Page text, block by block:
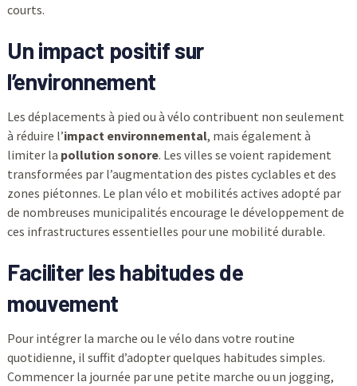
courts.
Un impact positif sur
l’environnement
Les déplacements à pied ou à vélo contribuent non seulement
à réduire l’impact environnemental, mais également à
limiter la pollution sonore. Les villes se voient rapidement
transformées par l’augmentation des pistes cyclables et des
zones piétonnes. Le plan vélo et mobilités actives adopté par
de nombreuses municipalités encourage le développement de
ces infrastructures essentielles pour une mobilité durable.
Faciliter les habitudes de
mouvement
Pour intégrer la marche ou le vélo dans votre routine
quotidienne, il suffit d’adopter quelques habitudes simples.
Commencer la journée par une petite marche ou un jogging,